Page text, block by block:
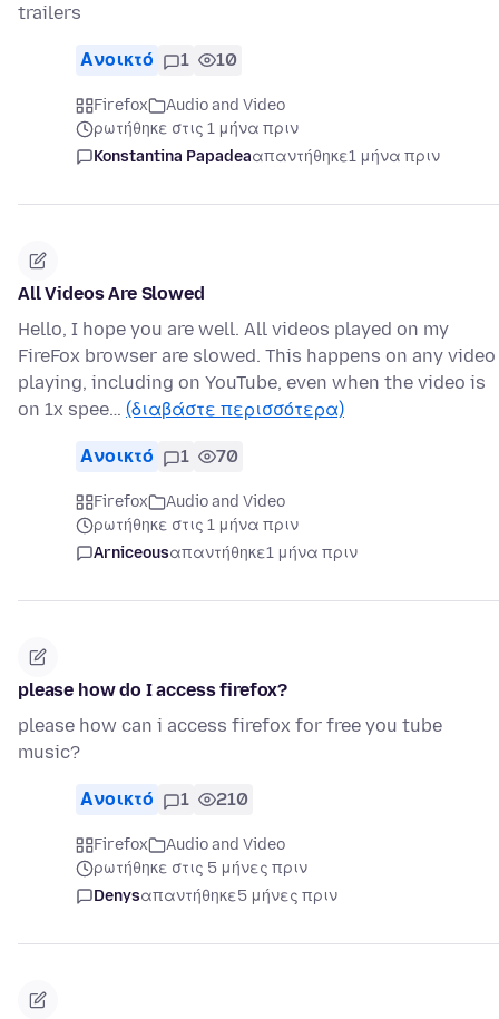
trailers
Ανοικτό 1 10
Firefox
Audio and Video
ρωτήθηκε στις 1 μήνα πριν
Konstantina Papadeaαπαντήθηκε1 μήνα πριν
All Videos Are Slowed
Hello, I hope you are well. All videos played on my
FireFox browser are slowed. This happens on any video
playing, including on YouTube, even when the video is
on 1x spee… (διαβάστε περισσότερα)
Ανοικτό 1 70
Firefox
Audio and Video
ρωτήθηκε στις 1 μήνα πριν
Arniceousαπαντήθηκε1 μήνα πριν
please how do I access firefox?
please how can i access firefox for free you tube
music?
Ανοικτό 1 210
Firefox
Audio and Video
ρωτήθηκε στις 5 μήνες πριν
Denysαπαντήθηκε5 μήνες πριν